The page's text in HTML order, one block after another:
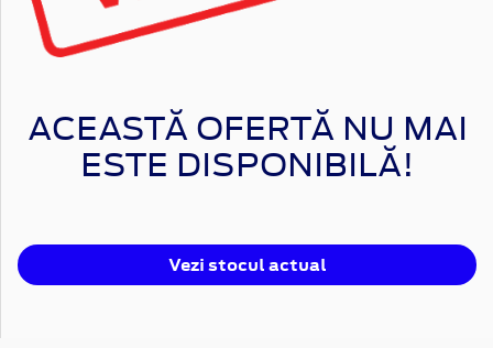
ACEASTĂ OFERTĂ NU MAI
ESTE DISPONIBILĂ!
Vezi stocul actual